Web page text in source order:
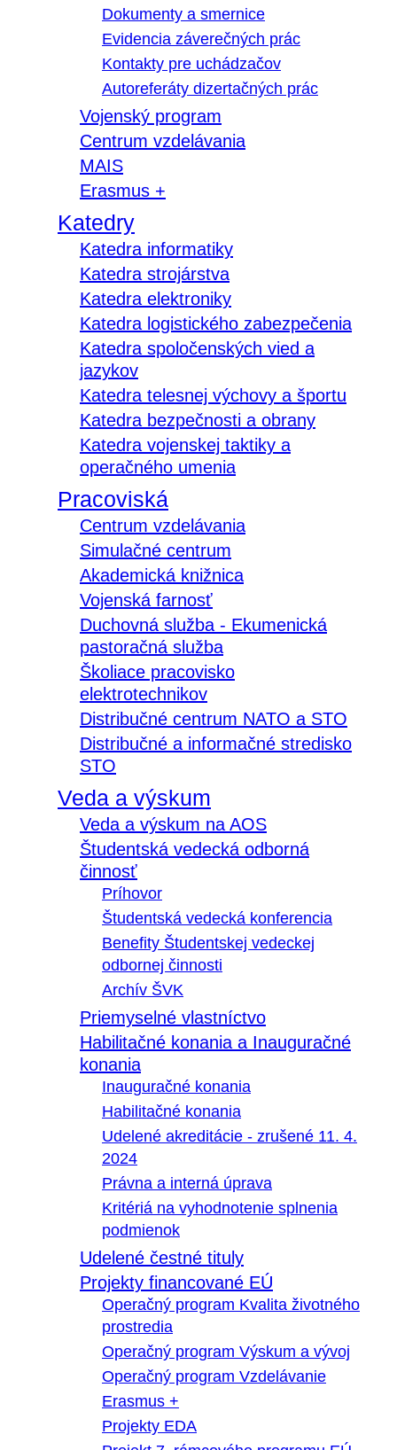
Dokumenty a smernice
Evidencia záverečných prác
Kontakty pre uchádzačov
Autoreferáty dizertačných prác
Vojenský program
Centrum vzdelávania
MAIS
Erasmus +
Katedry
Katedra informatiky
Katedra strojárstva
Katedra elektroniky
Katedra logistického zabezpečenia
Katedra spoločenských vied a
jazykov
Katedra telesnej výchovy a športu
Katedra bezpečnosti a obrany
Katedra vojenskej taktiky a
operačného umenia
Pracoviská
Centrum vzdelávania
Simulačné centrum
Akademická knižnica
Vojenská farnosť
Duchovná služba - Ekumenická
pastoračná služba
Školiace pracovisko
elektrotechnikov
Distribučné centrum NATO a STO
Distribučné a informačné stredisko
STO
Veda a výskum
Veda a výskum na AOS
Študentská vedecká odborná
činnosť
Príhovor
Študentská vedecká konferencia
Benefity Študentskej vedeckej
odbornej činnosti
Archív ŠVK
Priemyselné vlastníctvo
Habilitačné konania a Inauguračné
konania
Inauguračné konania
Habilitačné konania
Udelené akreditácie - zrušené 11. 4.
2024
Právna a interná úprava
Kritériá na vyhodnotenie splnenia
podmienok
Udelené čestné tituly
Projekty financované EÚ
Operačný program Kvalita životného
prostredia
Operačný program Výskum a vývoj
Operačný program Vzdelávanie
Erasmus +
Projekty EDA